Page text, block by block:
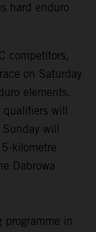
hard enduro
competitors,
on Saturday
elements.
will
will
kilometre
Dabrowa
in